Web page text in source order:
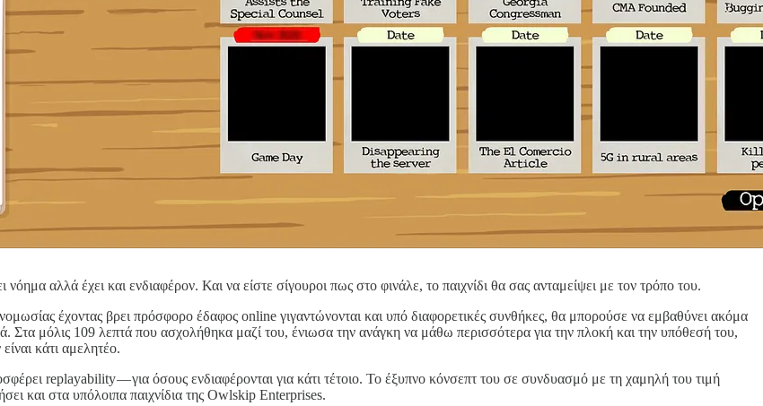
αλλά έχει και ενδιαφέρον. Και να είστε σίγουροι πως στο φινάλε, το παιχνίδι θα σας ανταμείψει με τον τρόπο του.
έχοντας βρει πρόσφορο έδαφος online γιγαντώνονται και υπό διαφορετικές συνθήκες, θα μπορούσε να εμβαθύνει ακόμα
μόλις 109 λεπτά που ασχολήθηκα μαζί του, ένιωσα την ανάγκη να μάθω περισσότερα για την πλοκή και την υπόθεσή του,
κάτι αμελητέο.
replayability — για όσους ενδιαφέρονται για κάτι τέτοιο. Το έξυπνο κόνσεπτ του σε συνδυασμό με τη χαμηλή του τιμή
και στα υπόλοιπα παιχνίδια της Owlskip Enterprises.